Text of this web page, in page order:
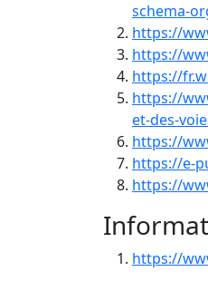
schema-
https://
https://
https://
https://
et-des-
https://
https://e-
https://
https://